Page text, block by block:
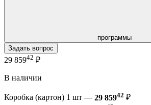
программы
Задать вопрос
29 85942 ₽
В наличии
Коробка (картон) 1 шт — 29 85942 ₽